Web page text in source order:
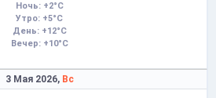
Ночь: +2°C
Утро: +5°C
День: +12°C
Вечер: +10°C
3 Мая 2026, Вс